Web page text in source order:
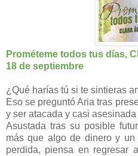
Prométeme todos tus días,
18 de septiembre
¿Qué harías tú si te sintieras
Eso se preguntó Aria tras
y ser atacada y casi
Asustada tras su posible
más que algo de dinero y
perdida, piensa en regresar